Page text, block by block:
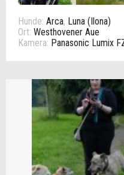
Hunde: Arca, Luna (Ilona)
Ort: Westhovener Aue
Kamera: Panasonic Lumix